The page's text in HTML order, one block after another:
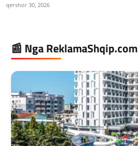
qershor 30, 2026
📰 Nga ReklamaShqip.com